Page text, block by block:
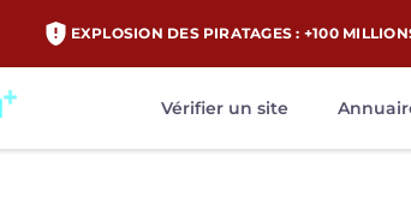
EXPLOSION DES PIRATAGES : +100
Vérifier un site